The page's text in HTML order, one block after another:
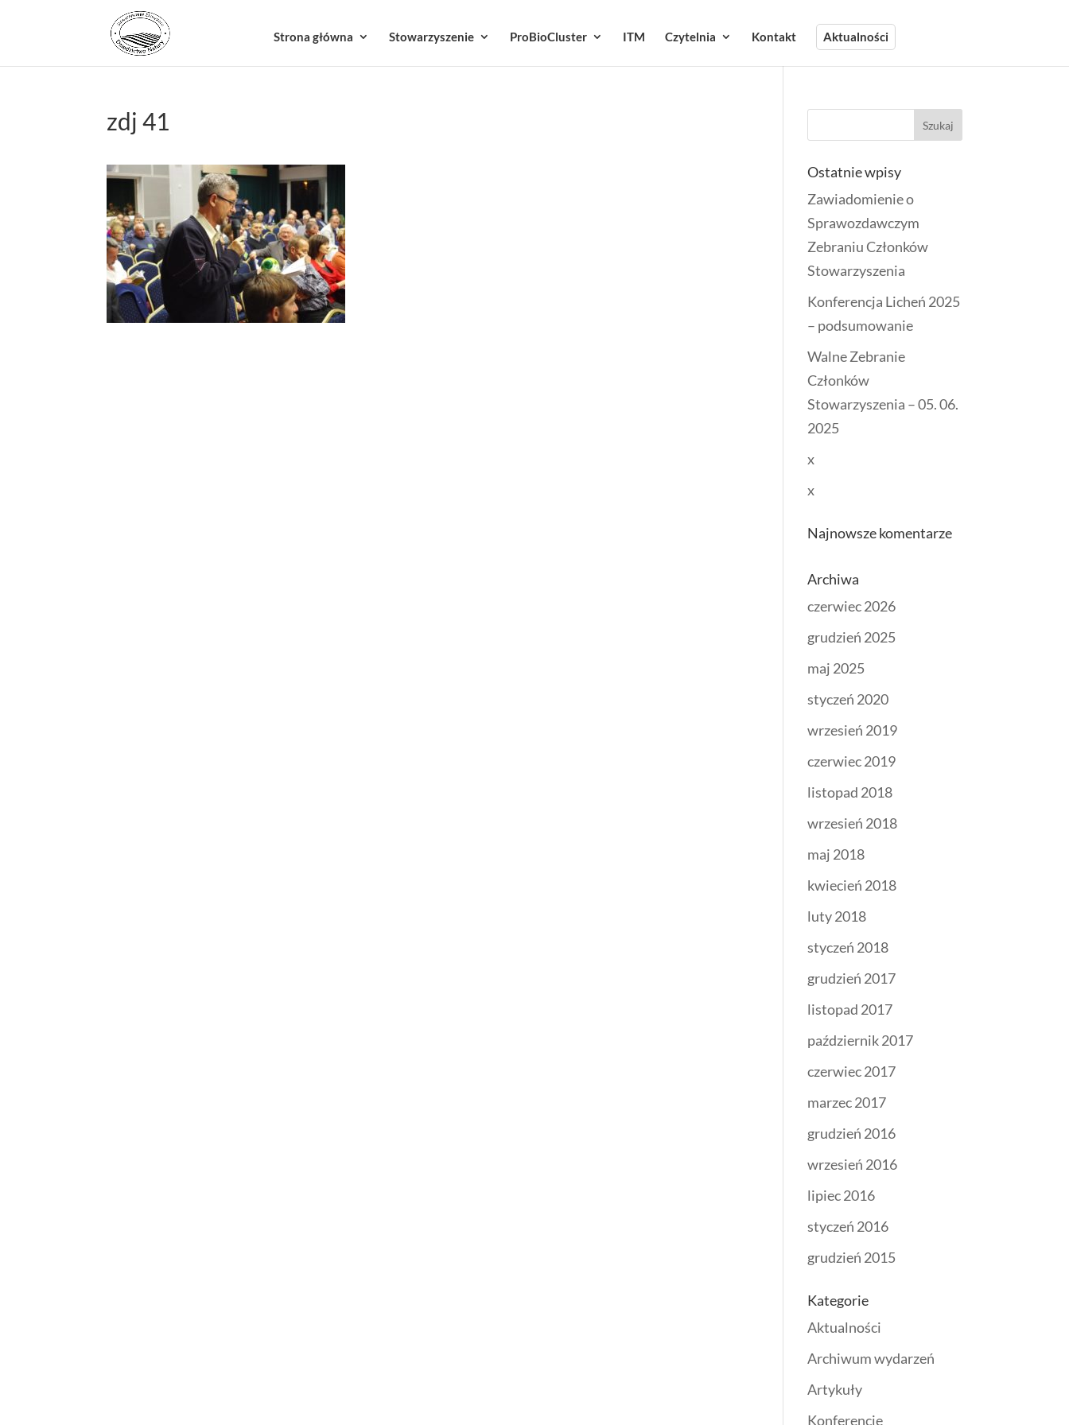
Strona główna Stowarzyszenie ProBioCluster ITM Czytelnia Kontakt Aktualności
zdj 41
Ostatnie wpisy
Zawiadomienie o
Sprawozdawczym
Zebraniu Członków
Stowarzyszenia
Konferencja Licheń 2025
– podsumowanie
Walne Zebranie
Członków
Stowarzyszenia – 05. 06.
2025
x
x
Najnowsze komentarze
Archiwa
czerwiec 2026
grudzień 2025
maj 2025
styczeń 2020
wrzesień 2019
czerwiec 2019
listopad 2018
wrzesień 2018
maj 2018
kwiecień 2018
luty 2018
styczeń 2018
grudzień 2017
listopad 2017
październik 2017
czerwiec 2017
marzec 2017
grudzień 2016
wrzesień 2016
lipiec 2016
styczeń 2016
grudzień 2015
Kategorie
Aktualności
Archiwum wydarzeń
Artykuły
Konferencje